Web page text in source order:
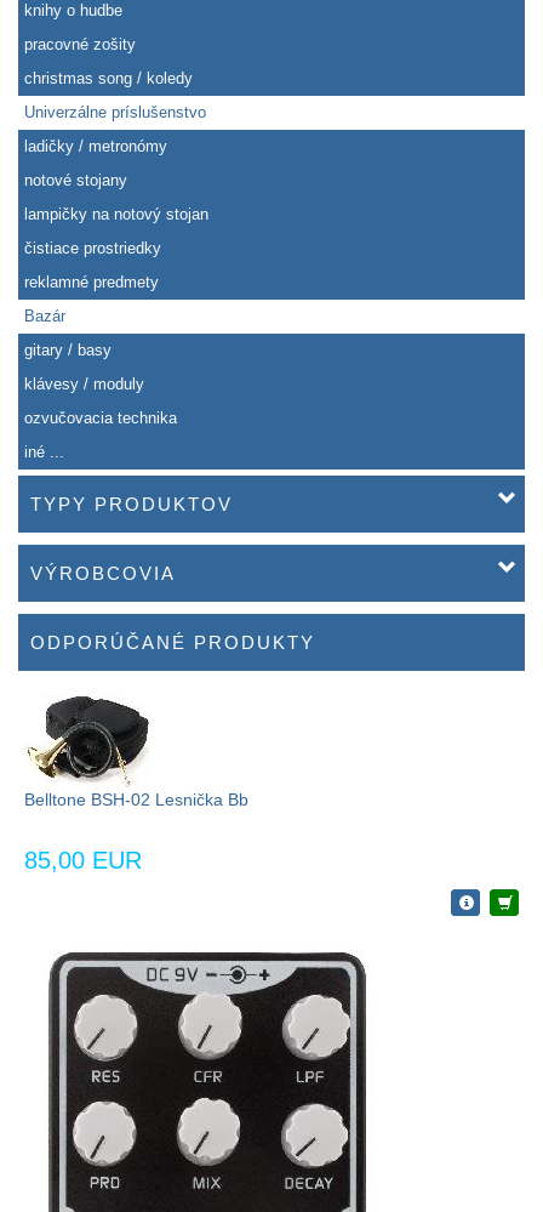
knihy o hudbe
pracovné zošity
christmas song / koledy
Univerzálne príslušenstvo
ladičky / metronómy
notové stojany
lampičky na notový stojan
čistiace prostriedky
reklamné predmety
Bazár
gitary / basy
klávesy / moduly
ozvučovacia technika
iné ...
TYPY PRODUKTOV
VÝROBCOVIA
ODPORÚČANÉ PRODUKTY
Belltone BSH-02 Lesnička Bb
85,00 EUR